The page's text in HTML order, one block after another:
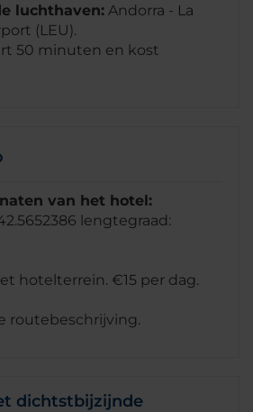
luchthaven: Andorra - La
(LEU).
50 minuten en kost
van het hotel:
lengtegraad:
hotelterrein. €15 per dag.
routebeschrijving.
dichtstbijzijnde